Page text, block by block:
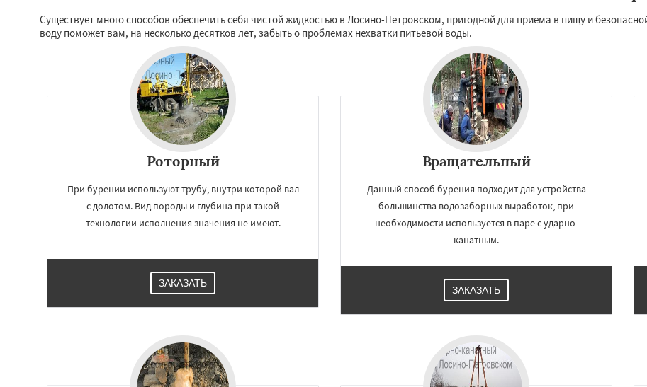
Серпухов Солнечногорск Купавна
Ступино Талдом Фрязино Химки
Белоомут
Существует много способов обеспечить себя чистой жидкостью в Лосино-Петровском, пригодной для приема в пищу и
воду поможет вам, на несколько десятков лет, забыть о проблемах нехватки питьевой воды.
Роторный
При бурении используют трубу, внутри которой вал
с долотом. Вид породы и глубина при такой
технологии исполнения значения не имеют.
ЗАКАЗАТЬ
Вращательный
Данный способ бурения подходит для устройства
большинства водозаборных выработок, при
необходимости используется в паре с ударно-
канатным.
ЗАКАЗАТЬ